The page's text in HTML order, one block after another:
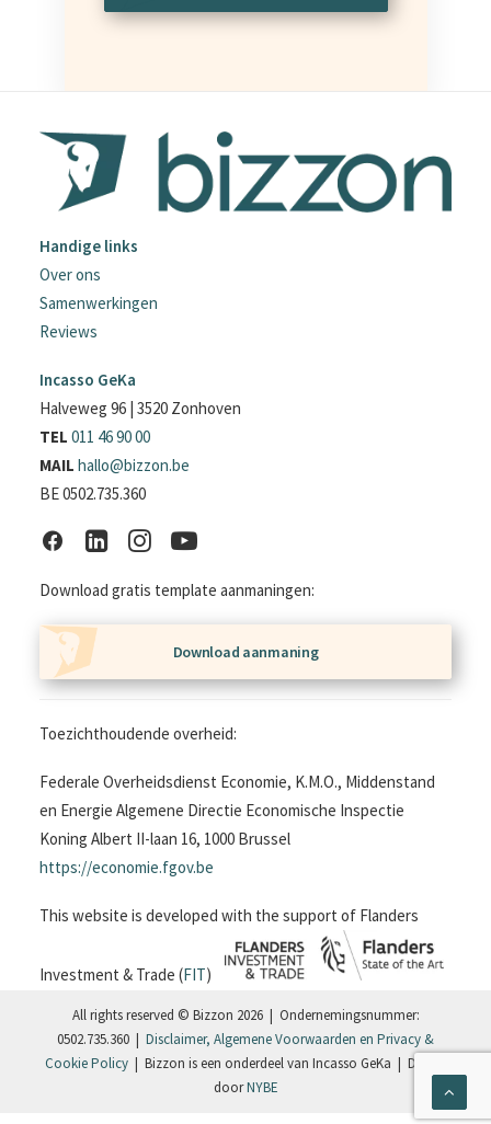
Handige links
Over ons
Samenwerkingen
Reviews
Incasso GeKa
Halveweg 96 | 3520 Zonhoven
TEL 011 46 90 00
MAIL hallo@bizzon.be
BE 0502.735.360
Download gratis template aanmaningen:
Download aanmaning
Toezichthoudende overheid:
Federale Overheidsdienst Economie, K.M.O., Middenstand
en Energie Algemene Directie Economische Inspectie
Koning Albert II-laan 16, 1000 Brussel
https://economie.fgov.be
This website is developed with the support of Flanders
Investment & Trade (FIT)
All rights reserved © Bizzon 2026 | Ondernemingsnummer:
0502.735.360 | Disclaimer, Algemene Voorwaarden en Privacy &
Cookie Policy| Bizzon is een onderdeel van Incasso GeKa | Design
doorNYBE